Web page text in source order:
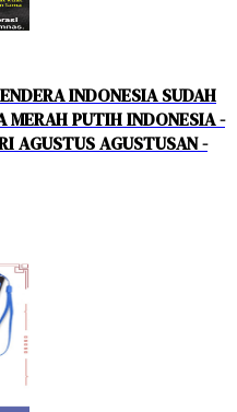
INDONESIA SUDAH
MERAH PUTIH INDONESIA -
AGUSTUS AGUSTUSAN -